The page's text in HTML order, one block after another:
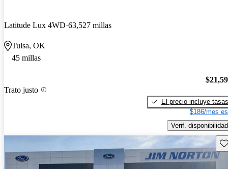
Latitude Lux 4WD 63,527 millas
Tulsa, OK
45 millas
Trato justo
El precio incluye tasas
$186/mes
Verif. disponibilidad